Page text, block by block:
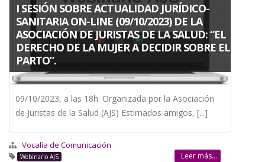
I SESIÓN SOBRE ACTUALIDAD JURÍDICO-
SANITARIA ON-LINE (09/10/2023) DE LA
ASOCIACIÓN DE JURISTAS DE LA SALUD: “EL
DERECHO DE LA MUJER A DECIDIR SOBRE EL
PARTO”.
09/10/2023, a las 18h. Organizada por la Asociación
de Juristas de la Salud (AJS) Estimados amigos, [...]
Vocalía de Comunicación
Webinario AJS Leer más...